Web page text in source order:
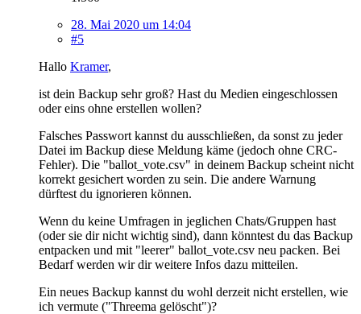
28. Mai 2020 um 14:04
#5
Hallo Kramer,
ist dein Backup sehr groß? Hast du Medien eingeschlossen
oder eins ohne erstellen wollen?
Falsches Passwort kannst du ausschließen, da sonst zu jeder
Datei im Backup diese Meldung käme (jedoch ohne CRC-
Fehler). Die "ballot_vote.csv" in deinem Backup scheint nicht
korrekt gesichert worden zu sein. Die andere Warnung
dürftest du ignorieren können.
Wenn du keine Umfragen in jeglichen Chats/Gruppen hast
(oder sie dir nicht wichtig sind), dann könntest du das Backup
entpacken und mit "leerer" ballot_vote.csv neu packen. Bei
Bedarf werden wir dir weitere Infos dazu mitteilen.
Ein neues Backup kannst du wohl derzeit nicht erstellen, wie
ich vermute ("Threema gelöscht")?